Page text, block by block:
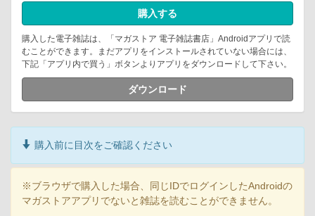
購入する
購入した電子雑誌は、「マガストア 電子雑誌書店」Androidアプリで読
むことができます。まだアプリをインストールされていない場合には、
下記「アプリ内で買う」ボタンよりアプリをダウンロードして下さい。
ダウンロード
購入前に目次をご確認ください
※ブラウザで購入した場合、同じIDでログインしたAndroidの
マガストアアプリでないと雑誌を読むことができません。